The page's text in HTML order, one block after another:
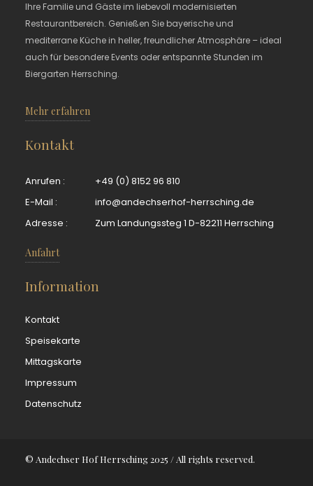
Ihre Familie und Gäste im liebevoll modernisierten
Restaurantbereich. Genießen Sie bayerische und
mediterrane Küche in heller, freundlicher Atmosphäre – ideal
auch für besondere Events oder entspannte Stunden im
Biergarten Herrsching.
Mehr erfahren
Kontakt
Anrufen :
+49 (0) 8152 96 810
E-Mail :
info@andechserhof-herrsching.de
Adresse :
Zum Landungssteg 1 D-82211 Herrsching
Anfahrt
Information
Kontakt
Speisekarte
Mittagskarte
Impressum
Datenschutz
© Andechser Hof Herrsching 2025 / All rights reserved.